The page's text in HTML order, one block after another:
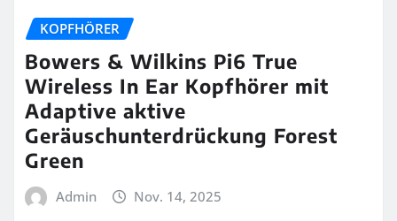
KOPFHÖRER
Bowers & Wilkins Pi6 True
Wireless In Ear Kopfhörer mit
Adaptive aktive
Geräuschunterdrückung Forest
Green
Admin Nov. 14, 2025